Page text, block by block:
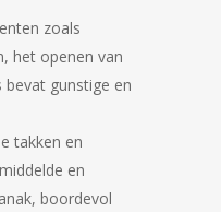
zoals
het openen van
bevat gunstige en
takken en
en
boordevol